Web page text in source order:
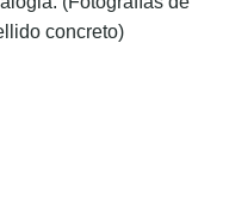
concreto)